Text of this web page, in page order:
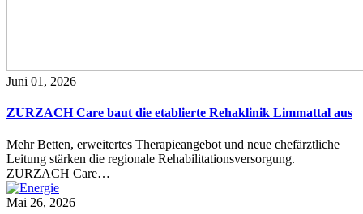
Juni 01, 2026
ZURZACH Care baut die etablierte Rehaklinik Limmattal aus
Mehr Betten, erweitertes Therapieangebot und neue chefärztliche
Leitung stärken die regionale Rehabilitationsversorgung.
ZURZACH Care…
Mai 26, 2026